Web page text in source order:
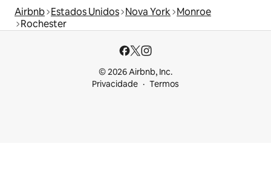
Airbnb Estados Unidos Nova York Monroe
Rochester
© 2026 Airbnb, Inc.
Privacidade
Termos